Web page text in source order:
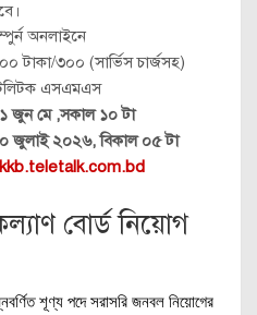
অনলাইনে
টাকা/৩০০ (সার্ভিস চার্জসহ)
এসএমএস
জুন মে ,সকাল ১০ টা
জুলাই ২০২৬, বিকাল ০৫ টা
বোর্ড নিয়োগ
শূণ্য পদে সরাসরি জনবল নিয়োগের